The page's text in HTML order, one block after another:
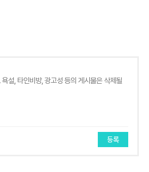
등록